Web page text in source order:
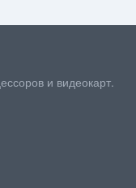
и видеокарт.